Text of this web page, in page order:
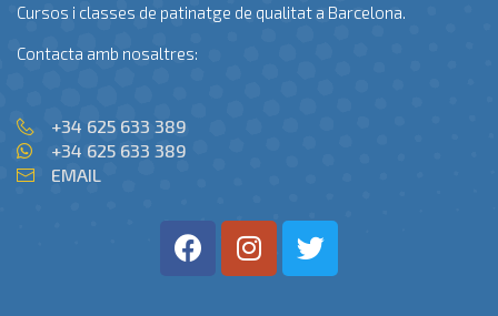
Cursos i classes de patinatge de qualitat a Barcelona.
Contacta amb nosaltres:
+34 625 633 389
+34 625 633 389
EMAIL